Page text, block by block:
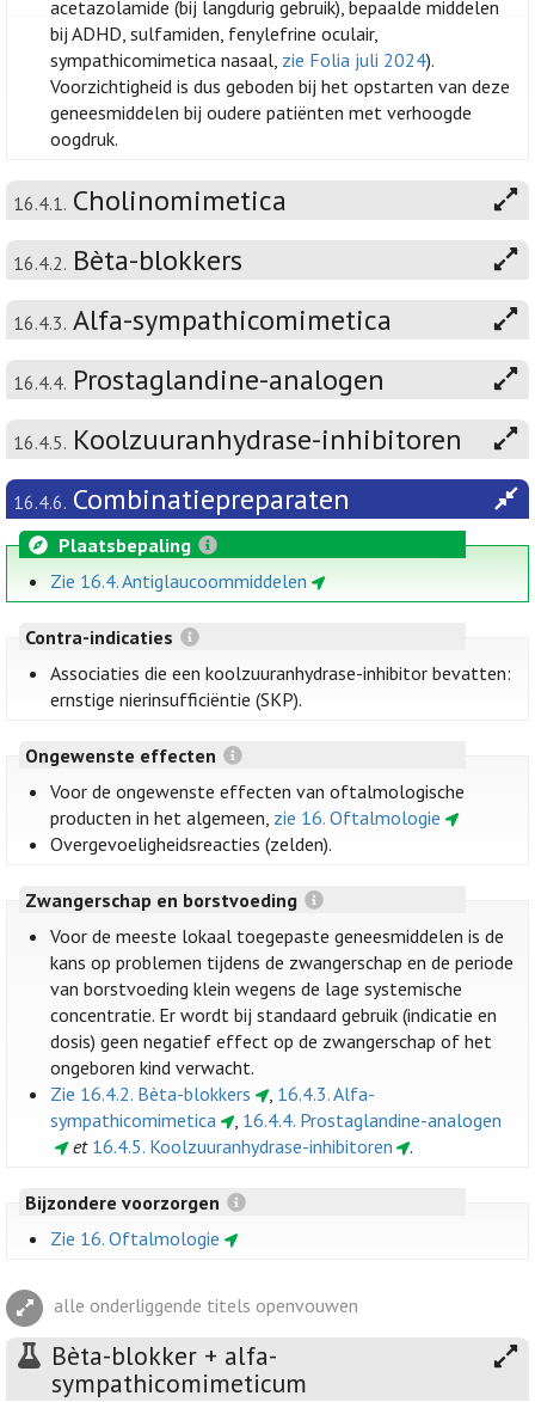
acetazolamide (bij langdurig gebruik), bepaalde middelen
bij ADHD, sulfamiden, fenylefrine oculair,
sympathicomimetica nasaal, zie Folia juli 2024).
Voorzichtigheid is dus geboden bij het opstarten van deze
geneesmiddelen bij oudere patiënten met verhoogde
oogdruk.
16.4.1. Cholinomimetica
16.4.2. Bèta-blokkers
16.4.3. Alfa-sympathicomimetica
16.4.4. Prostaglandine-analogen
16.4.5. Koolzuuranhydrase-inhibitoren
16.4.6. Combinatiepreparaten
Plaatsbepaling
Zie 16.4. Antiglaucoommiddelen
Contra-indicaties
Associaties die een koolzuuranhydrase-inhibitor bevatten:
ernstige nierinsufficiëntie (SKP).
Ongewenste effecten
Voor de ongewenste effecten van oftalmologische
producten in het algemeen, zie 16. Oftalmologie
Overgevoeligheidsreacties (zelden).
Zwangerschap en borstvoeding
Voor de meeste lokaal toegepaste geneesmiddelen is de
kans op problemen tijdens de zwangerschap en de periode
van borstvoeding klein wegens de lage systemische
concentratie. Er wordt bij standaard gebruik (indicatie en
dosis) geen negatief effect op de zwangerschap of het
ongeboren kind verwacht.
Zie 16.4.2. Bèta-blokkers
, 16.4.3. Alfa-
sympathicomimetica
, 16.4.4. Prostaglandine-analogen
et 16.4.5. Koolzuuranhydrase-inhibitoren .
Bijzondere voorzorgen
Zie 16. Oftalmologie
alle onderliggende titels openvouwen
Bèta-blokker + alfa-
sympathicomimeticum